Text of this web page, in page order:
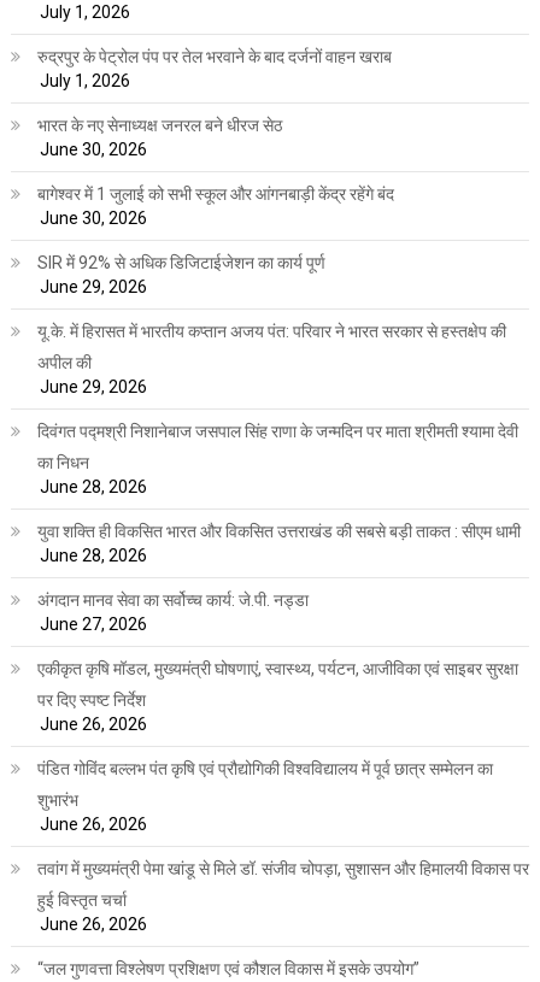
July 1, 2026
रुद्रपुर के पेट्रोल पंप पर तेल भरवाने के बाद दर्जनों वाहन खराब
July 1, 2026
भारत के नए सेनाध्यक्ष जनरल बने धीरज सेठ
June 30, 2026
बागेश्वर में 1 जुलाई को सभी स्कूल और आंगनबाड़ी केंद्र रहेंगे बंद
June 30, 2026
SIR में 92% से अधिक डिजिटाईजेशन का कार्य पूर्ण
June 29, 2026
यू.के. में हिरासत में भारतीय कप्तान अजय पंत: परिवार ने भारत सरकार से हस्तक्षेप की
अपील की
June 29, 2026
दिवंगत पद्मश्री निशानेबाज जसपाल सिंह राणा के जन्मदिन पर माता श्रीमती श्यामा देवी
का निधन
June 28, 2026
युवा शक्ति ही विकसित भारत और विकसित उत्तराखंड की सबसे बड़ी ताकत : सीएम धामी
June 28, 2026
अंगदान मानव सेवा का सर्वोच्च कार्य: जे.पी. नड्डा
June 27, 2026
एकीकृत कृषि मॉडल, मुख्यमंत्री घोषणाएं, स्वास्थ्य, पर्यटन, आजीविका एवं साइबर सुरक्षा
पर दिए स्पष्ट निर्देश
June 26, 2026
पंडित गोविंद बल्लभ पंत कृषि एवं प्रौद्योगिकी विश्वविद्यालय में पूर्व छात्र सम्मेलन का
शुभारंभ
June 26, 2026
तवांग में मुख्यमंत्री पेमा खांडू से मिले डॉ. संजीव चोपड़ा, सुशासन और हिमालयी विकास पर
हुई विस्तृत चर्चा
June 26, 2026
“जल गुणवत्ता विश्लेषण प्रशिक्षण एवं कौशल विकास में इसके उपयोग”